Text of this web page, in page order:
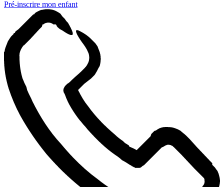
Pré-inscrire mon enfant